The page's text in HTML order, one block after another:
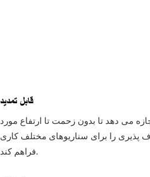
قابل تمدید
می دهد تا بدون زحمت تا ارتفاع مورد
پذیری را برای سناریوهای مختلف کاری
فراهم کند.